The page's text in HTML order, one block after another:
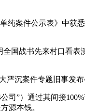
案件公示表》中获
战书先来村口看表
沉案件专题旧事发
司”）通过其间接
源本钱。